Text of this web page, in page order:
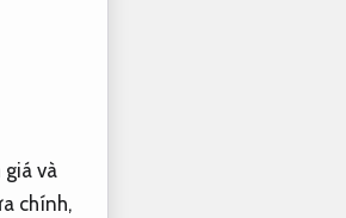
và
chính,